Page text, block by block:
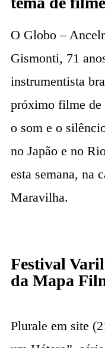
O Globo –
Gismonti, 71
instrumentista
próximo filme de
o som e o
no Japão e no
esta semana, na
Maravilha.
Festival
da Mapa
Plurale em site